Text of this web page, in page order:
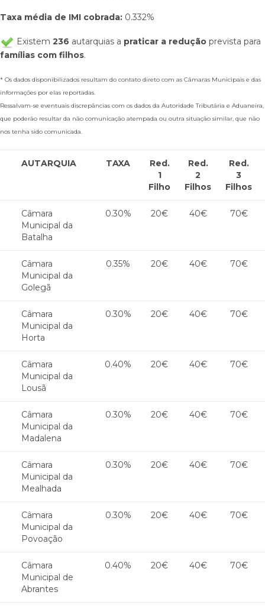
Taxa média de IMI cobrada: 0.332%
Existem 236 autarquias a praticar a redução prevista para
famílias com filhos.
* Os dados disponibilizados resultam do contato direto com as Câmaras Municipais e das
informações por elas reportadas.
Ressalvam-se eventuais discrepâncias com os dados da Autoridade Tributária e Aduaneira,
que poderão resultar da não comunicação atempada ou outra situação similar, que não
nos tenha sido comunicada.
AUTARQUIA TAXA
Red.
1
Filho
Red.
2
Filhos
Red.
3
Filhos
Câmara
Municipal da
Batalha
0.30% 20€ 40€ 70€
Câmara
Municipal da
Golegã
0.35% 20€ 40€ 70€
Câmara
Municipal da
Horta
0.30% 20€ 40€ 70€
Câmara
Municipal da
Lousã
0.40% 20€ 40€ 70€
Câmara
Municipal da
Madalena
0.30% 20€ 40€ 70€
Câmara
Municipal da
Mealhada
0.30% 20€ 40€ 70€
Câmara
Municipal da
Povoação
0.30% 20€ 40€ 70€
Câmara
Municipal de
Abrantes
0.40% 20€ 40€ 70€